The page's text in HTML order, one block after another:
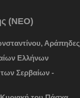
(ΝΕΟ)
Αράπηδες
Ελλήνων
των Σερβαίων -